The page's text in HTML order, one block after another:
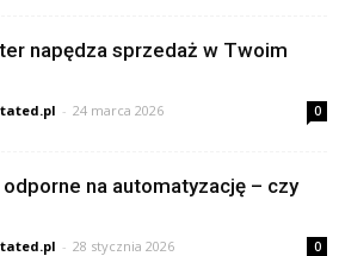
napędza sprzedaż w Twoim
- 24 marca 2026 0
na automatyzację – czy
- 28 stycznia 2026 0